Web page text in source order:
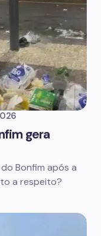
gera
Bonfim após a
a respeito?